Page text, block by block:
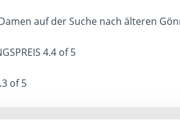
auf der Suche nach älteren
4.4 of 5
of 5